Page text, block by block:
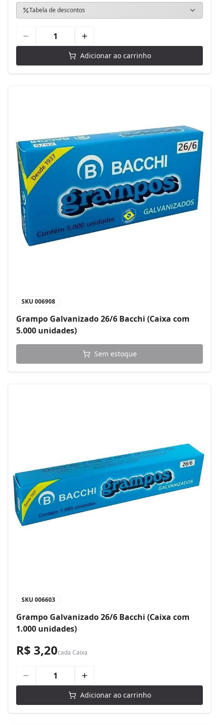
Tabela de descontos
Adicionar ao carrinho
SKU 006908
Grampo Galvanizado 26/6 Bacchi (Caixa com
5.000 unidades)
Sem estoque
SKU 006603
Grampo Galvanizado 26/6 Bacchi (Caixa com
1.000 unidades)
R$ 3,20cada Caixa
Adicionar ao carrinho